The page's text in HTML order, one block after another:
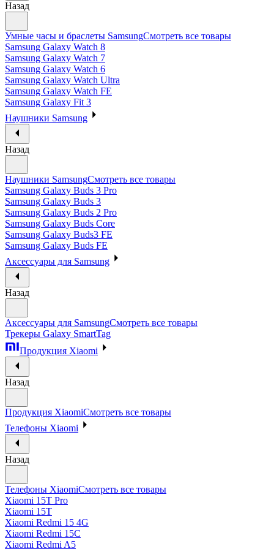
Назад
Умные часы и браслеты SamsungСмотреть все товары
Samsung Galaxy Watch 8
Samsung Galaxy Watch 7
Samsung Galaxy Watch 6
Samsung Galaxy Watch Ultra
Samsung Galaxy Watch FE
Samsung Galaxy Fit 3
Наушники Samsung
Назад
Наушники SamsungСмотреть все товары
Samsung Galaxy Buds 3 Pro
Samsung Galaxy Buds 3
Samsung Galaxy Buds 2 Pro
Samsung Galaxy Buds Core
Samsung Galaxy Buds3 FE
Samsung Galaxy Buds FE
Аксессуары для Samsung
Назад
Аксессуары для SamsungСмотреть все товары
Трекеры Galaxy SmartTag
Продукция Xiaomi
Назад
Продукция XiaomiСмотреть все товары
Телефоны Xiaomi
Назад
Телефоны XiaomiСмотреть все товары
Xiaomi 15T Pro
Xiaomi 15T
Xiaomi Redmi 15 4G
Xiaomi Redmi 15C
Xiaomi Redmi A5